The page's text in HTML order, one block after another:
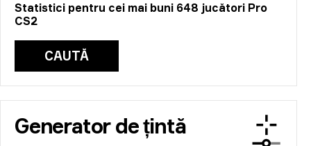
Statistici pentru cei mai buni 648 jucători Pro
CS2
CAUTĂ
Generator de țintă